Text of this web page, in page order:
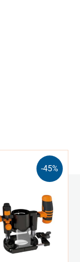
-45%